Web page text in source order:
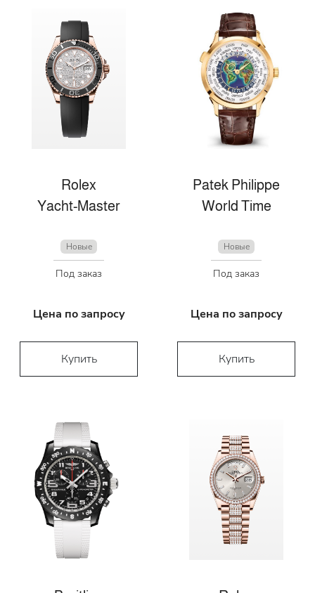
Rolex
Yacht-Master
Новые
Под заказ
Цена по запросу
Купить
Patek Philippe
World Time
Новые
Под заказ
Цена по запросу
Купить